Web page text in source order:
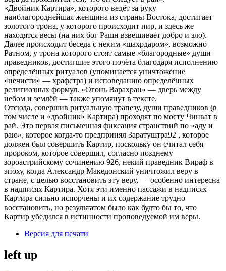
«Двойник Картира», которого ведёт за руку
наиблагороднейшая женщина из страны Востока, достигает
золотого трона, у которого происходит пир, и здесь же
находятся весы (на них бог Рашн взвешивает добро и зло).
Далее происходит беседа с неким «шахрдаром», возможно
Ратном, у трона которого стоят самые «благородные» души
праведников, достигшие этого почёта благодаря исполнению
определённых ритуалов (упоминается уничтожение
«нечисти» — храфстра) и исповеданию определённых
религиозных формул. «Огонь Варахран» — дверь между
небом и землёй — также упомянут в тексте.
Отсюда, совершив ритуальную трапезу, души праведников (в
том числе и «двойник» Картира) проходят по мосту Чинват в
рай. Это первая письменная фиксация странствий по «аду и
раю», которое когда-то предпринял Заратуштра92 , которое
должен был совершить Картир, поскольку он считал себя
пророком, которое совершил, согласно позднему
зороастрийскому сочинению 926, некий праведник Вираф в
эпоху, когда Александр Македонский уничтожил веру в
стране, с целью восстановить эту веру, — особенно интересна
в надписях Картира. Хотя эти именно пассажи в надписях
Картира сильно испорчены и их содержание трудно
восстановить, но результатом было как будто бы то, что
Картир убедился в истинности проповедуемой им веры.
Версия для печати
left up